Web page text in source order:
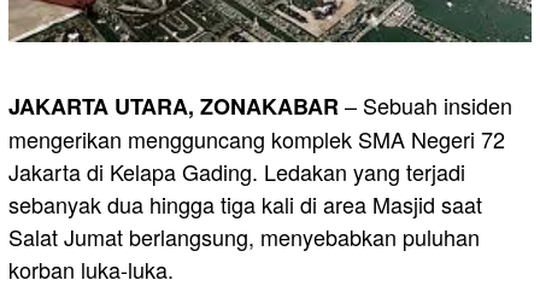
JAKARTA UTARA, ZONAKABAR– Sebuah insiden
mengerikan mengguncang komplek SMA Negeri 72
Jakarta di Kelapa Gading. Ledakan yang terjadi
sebanyak dua hingga tiga kali di area Masjid saat
Salat Jumat berlangsung, menyebabkan puluhan
korban luka-luka.